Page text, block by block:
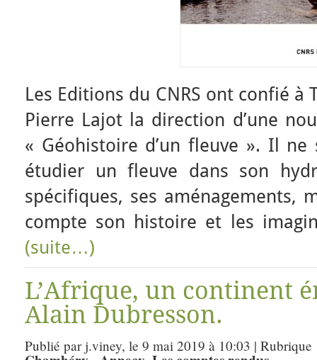
Les Editions du CNRS ont confié
Pierre Lajot la direction d’une
« Géohistoire d’un fleuve ». Il ne
étudier un fleuve dans son
spécifiques, ses aménagements,
compte son histoire et les
(suite…)
L’Afrique, un continent
Alain Dubresson.
Publié par j.viney, le 9 mai 2019 à 10:03 |